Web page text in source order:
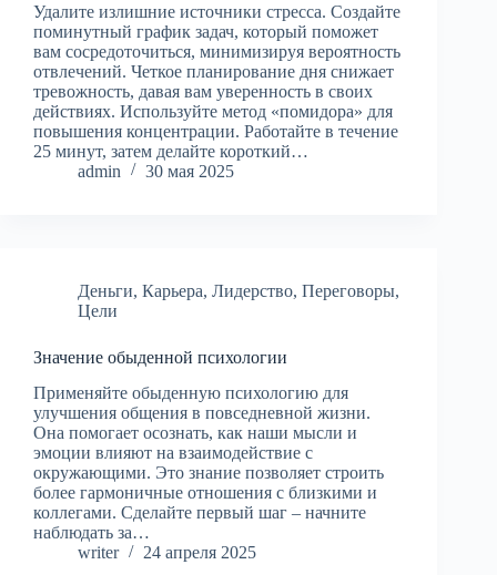
Удалите излишние источники стресса. Создайте
поминутный график задач, который поможет
вам сосредоточиться, минимизируя вероятность
отвлечений. Четкое планирование дня снижает
тревожность, давая вам уверенность в своих
действиях. Используйте метод «помидора» для
повышения концентрации. Работайте в течение
25 минут, затем делайте короткий…
admin
30 мая 2025
Деньги, Карьера, Лидерство, Переговоры,
Цели
Значение обыденной психологии
Применяйте обыденную психологию для
улучшения общения в повседневной жизни.
Она помогает осознать, как наши мысли и
эмоции влияют на взаимодействие с
окружающими. Это знание позволяет строить
более гармоничные отношения с близкими и
коллегами. Сделайте первый шаг – начните
наблюдать за…
writer
24 апреля 2025